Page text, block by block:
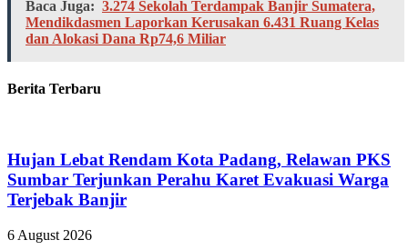
Baca Juga: 3.274 Sekolah Terdampak Banjir Sumatera,
Mendikdasmen Laporkan Kerusakan 6.431 Ruang Kelas
dan Alokasi Dana Rp74,6 Miliar
Berita Terbaru
Hujan Lebat Rendam Kota Padang, Relawan PKS
Sumbar Terjunkan Perahu Karet Evakuasi Warga
Terjebak Banjir
6 August 2026